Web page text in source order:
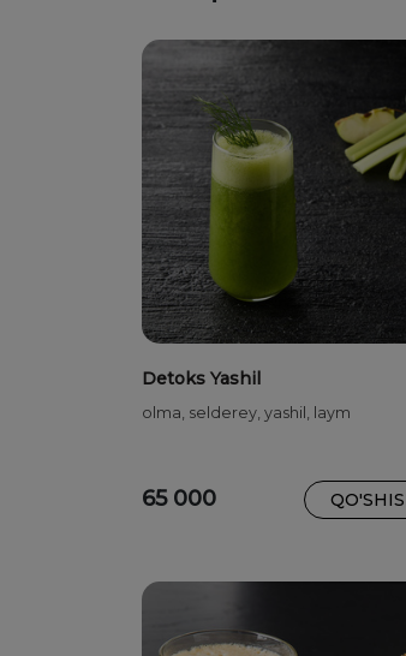
Detoks Yashil
olma, selderey, yashil, laym
65 000